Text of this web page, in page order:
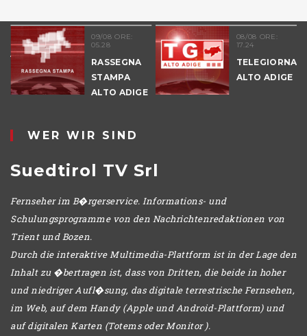
09/08 ORE:
05.28
RASSEGNA
STAMPA
ALTO ADIGE
08/08 ORE:
17.24
ALTO ADIGE
WER WIR SIND
Suedtirol TV Srl
Fernseher im B�rgerservice. Informations- und
Schulungsprogramme von den Nachrichtenredaktionen von
Trient und Bozen.
Durch die interaktive Multimedia-Plattform ist in der Lage den
Inhalt zu �bertragen ist, dass von Dritten, die beide in hoher
und niedriger Aufl�sung, das digitale terrestrische Fernsehen,
im Web, auf dem Handy (Apple und Android-Plattform) und
auf digitalen Karten (Totems oder Monitor ).